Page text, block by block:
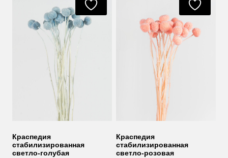
Краспедия
стабилизированная
светло-голубая
Краспедия
стабилизированная
светло-розовая